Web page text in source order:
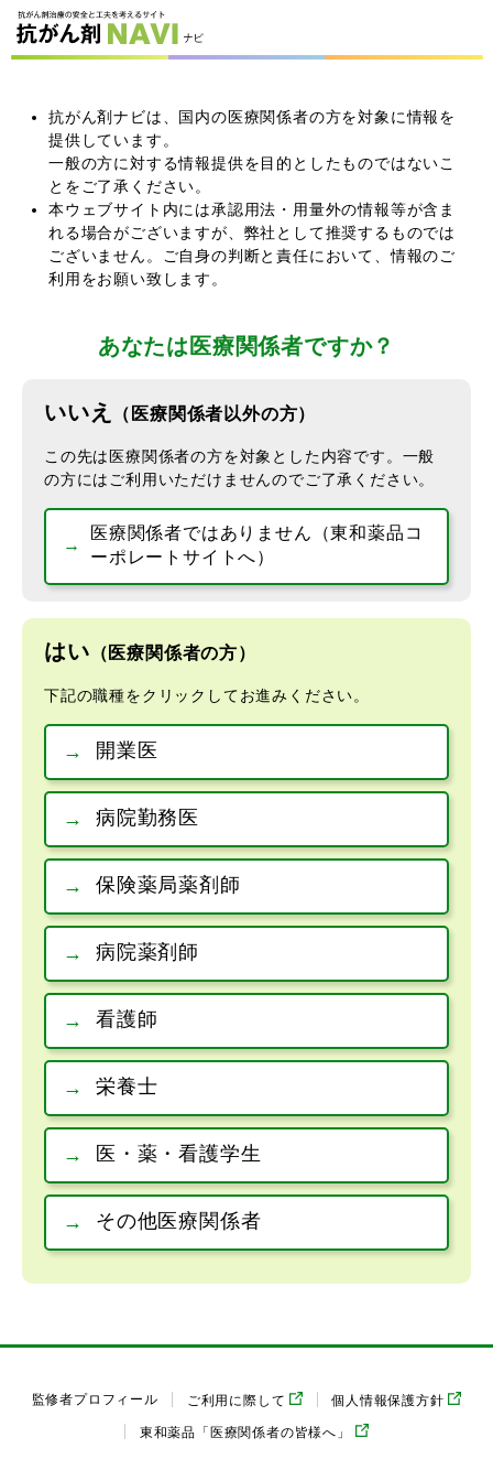
抗がん剤ナビは、国内の医療関係者の方を対象に情報を
提供しています。
一般の方に対する情報提供を目的としたものではないこ
とをご了承ください。
本ウェブサイト内には承認用法・用量外の情報等が含ま
れる場合がございますが、弊社として推奨するものでは
ございません。ご自身の判断と責任において、情報のご
利用をお願い致します。
あなたは医療関係者ですか？
いいえ （医療関係者以外の方）
この先は医療関係者の方を対象とした内容です。一般
の方にはご利用いただけませんのでご了承ください。
医療関係者ではありません（東和薬品コ
ーポレートサイトへ）
はい （医療関係者の方）
下記の職種をクリックしてお進みください。
開業医
病院勤務医
保険薬局薬剤師
病院薬剤師
看護師
栄養士
医・薬・看護学生
その他医療関係者
監修者プロフィール ご利用に際して 個人情報保護方針
東和薬品「医療関係者の皆様へ」